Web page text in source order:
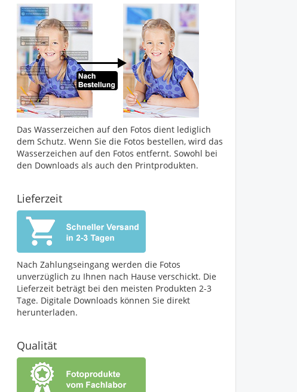
Das Wasserzeichen auf den Fotos dient lediglich
dem Schutz. Wenn Sie die Fotos bestellen, wird das
Wasserzeichen auf den Fotos entfernt. Sowohl bei
den Downloads als auch den Printprodukten.
Lieferzeit
Nach Zahlungseingang werden die Fotos
unverzüglich zu Ihnen nach Hause verschickt. Die
Lieferzeit beträgt bei den meisten Produkten 2-3
Tage. Digitale Downloads können Sie direkt
herunterladen.
Qualität